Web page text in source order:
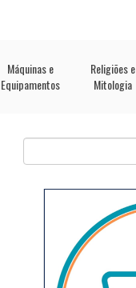
Máquinas e
Equipamentos
Religiões e
Mitologia